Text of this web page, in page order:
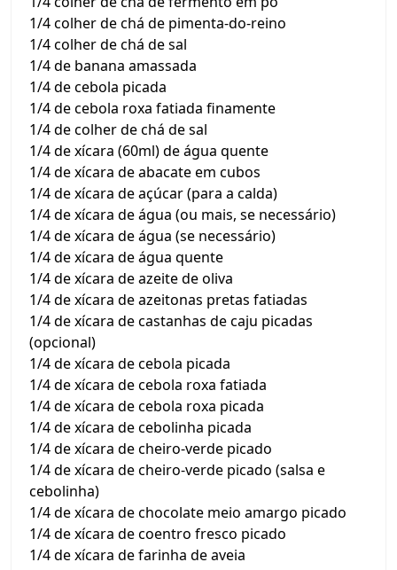
1/4 colher de chá de pimenta-do-reino
1/4 colher de chá de sal
1/4 de banana amassada
1/4 de cebola picada
1/4 de cebola roxa fatiada finamente
1/4 de colher de chá de sal
1/4 de xícara (60ml) de água quente
1/4 de xícara de abacate em cubos
1/4 de xícara de açúcar (para a calda)
1/4 de xícara de água (ou mais, se necessário)
1/4 de xícara de água (se necessário)
1/4 de xícara de água quente
1/4 de xícara de azeite de oliva
1/4 de xícara de azeitonas pretas fatiadas
1/4 de xícara de castanhas de caju picadas
(opcional)
1/4 de xícara de cebola picada
1/4 de xícara de cebola roxa fatiada
1/4 de xícara de cebola roxa picada
1/4 de xícara de cebolinha picada
1/4 de xícara de cheiro-verde picado
1/4 de xícara de cheiro-verde picado (salsa e
cebolinha)
1/4 de xícara de chocolate meio amargo picado
1/4 de xícara de coentro fresco picado
1/4 de xícara de farinha de aveia